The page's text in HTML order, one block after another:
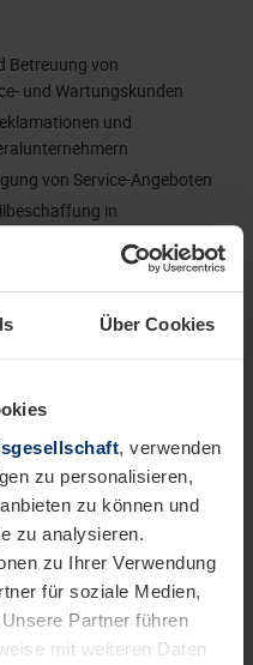
Über Cookies
, verwenden
zu personalisieren,
zu können und
zu analysieren.
zu Ihrer Verwendung
für soziale Medien,
Partner führen
mit weiteren Daten
Betreuung von
und Wartungskunden
und
von Service-Angeboten
in
und Subunternehmern
Erfolg bei.
oder Erfahrung im
sich in unsere
und